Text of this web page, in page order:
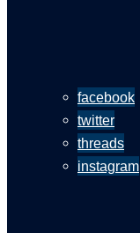
facebook
twitter
threads
instagram